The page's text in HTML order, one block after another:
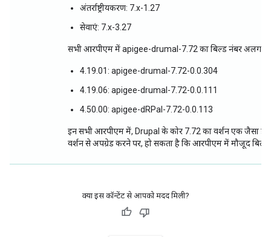
अंतर्राष्ट्रीयकरण: 7.x-1.27
सेवाएं: 7.x-3.27
सभी आरपीएम में apigee-drumal-7.72 का बिल्ड नंबर अलग-
4.19.01: apigee-drumal-7.72-0.0.304
4.19.06: apigee-drumal-7.72-0.0.111
4.50.00: apigee-dRPal-7.72-0.0.113
इन सभी आरपीएम में, Drupal के कोर 7.72 का वर्शन एक जैसा
वर्शन से अपग्रेड करने पर, हो सकता है कि आरपीएम में मौजूद बिल्ड
क्या इस कॉन्टेंट से आपको मदद मिली?